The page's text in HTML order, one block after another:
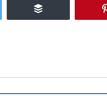
Buffer